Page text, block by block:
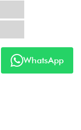
WhatsApp